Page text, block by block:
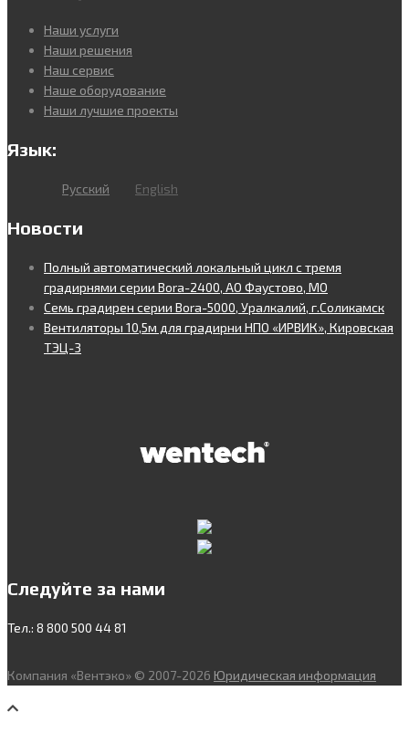
Наши услуги
Наши решения
Наш сервис
Наше оборудование
Наши лучшие проекты
Язык:
Русский English
Новости
Полный автоматический локальный цикл с тремя
градирнями серии Bora-2400, АО Фаустово, МО
Семь градирен серии Bora-5000, Уралкалий, г.Соликамск
Вентиляторы 10,5м для градирни НПО «ИРВИК», Кировская
ТЭЦ-3
Следуйте за нами
Тел.: 8 800 500 44 81
Компания «Вентэко» © 2007-2026 Юридическая информация